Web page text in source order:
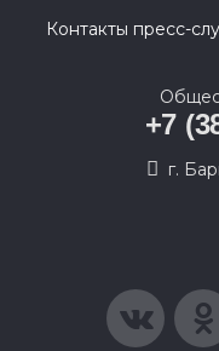
Контакты пресс-
+7
г.